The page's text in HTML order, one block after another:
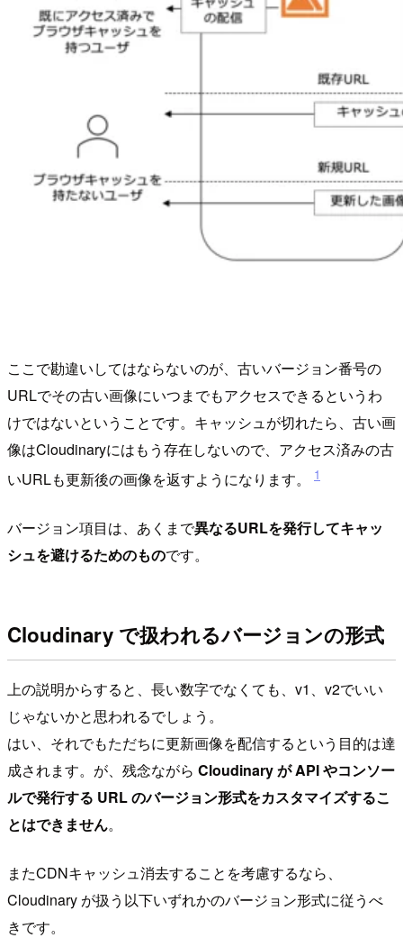
ここで勘違いしてはならないのが、古いバージョン番号の
URLでその古い画像にいつまでもアクセスできるというわ
けではないということです。キャッシュが切れたら、古い画
像はCloudinaryにはもう存在しないので、アクセス済みの古
いURLも更新後の画像を返すようになります。
1
バージョン項目は、あくまで異なるURLを発行してキャッ
シュを避けるためのものです。
Cloudinary で扱われるバージョンの形式
上の説明からすると、長い数字でなくても、v1、v2でいい
じゃないかと思われるでしょう。
はい、それでもただちに更新画像を配信するという目的は達
成されます。が、残念ながら Cloudinary が API やコンソー
ルで発行する URL のバージョン形式をカスタマイズするこ
とはできません。
またCDNキャッシュ消去することを考慮するなら、
Cloudinary が扱う以下いずれかのバージョン形式に従うべ
きです。